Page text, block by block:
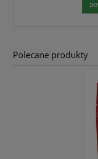
Polecane produkty